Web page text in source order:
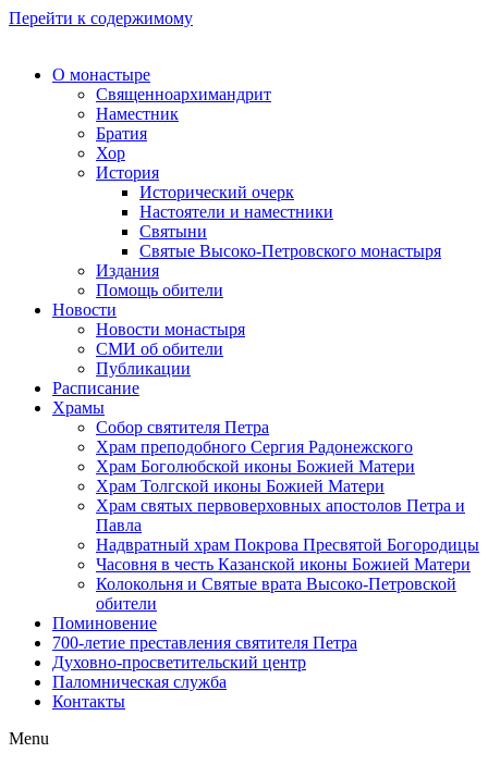
Перейти к содержимому
О монастыре
Священноархимандрит
Наместник
Братия
Хор
История
Исторический очерк
Настоятели и наместники
Святыни
Святые Высоко-Петровского монастыря
Издания
Помощь обители
Новости
Новости монастыря
СМИ об обители
Публикации
Расписание
Храмы
Собор святителя Петра
Храм преподобного Сергия Радонежского
Храм Боголюбской иконы Божией Матери
Храм Толгской иконы Божией Матери
Храм святых первоверховных апостолов Петра и
Павла
Надвратный храм Покрова Пресвятой Богородицы
Часовня в честь Казанской иконы Божией Матери
Колокольня и Святые врата Высоко-Петровской
обители
Поминовение
700-летие преставления святителя Петра
Духовно-просветительский центр
Паломническая служба
Контакты
Menu